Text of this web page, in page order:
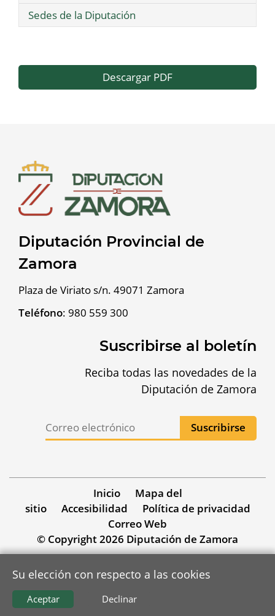
Sedes de la Diputación
Descargar PDF
Diputación Provincial de
Zamora
Plaza de Viriato s/n. 49071 Zamora
Teléfono: 980 559 300
Suscribirse al boletín
Reciba todas las novedades de la
Diputación de Zamora
Inicio
Mapa del
sitio
Accesibilidad
Política de privacidad
Correo Web
© Copyright 2026 Diputación de Zamora
Su elección con respecto a las cookies
Declinar
Aceptar